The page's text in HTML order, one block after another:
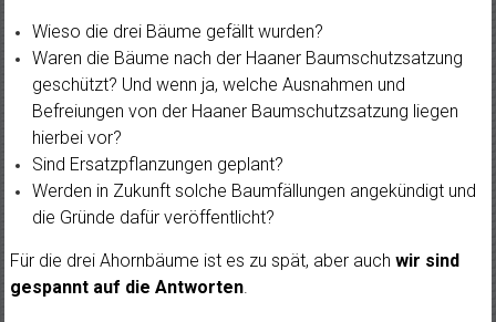
Wieso die drei Bäume gefällt wurden?
Waren die Bäume nach der Haaner Baumschutzsatzung
geschützt? Und wenn ja, welche Ausnahmen und
Befreiungen von der Haaner Baumschutzsatzung liegen
hierbei vor?
Sind Ersatzpflanzungen geplant?
Werden in Zukunft solche Baumfällungen angekündigt und
die Gründe dafür veröffentlicht?
Für die drei Ahornbäume ist es zu spät, aber auch wir sind
gespannt auf die Antworten.